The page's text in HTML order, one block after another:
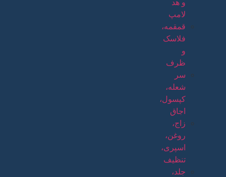
و هد
لامپ
قمقمه،
فلاسک
و
ظرف
سر
شعله،
کپسول،
اجاق
زاج،
روغن،
اسپری،
تنظیف
جلد،